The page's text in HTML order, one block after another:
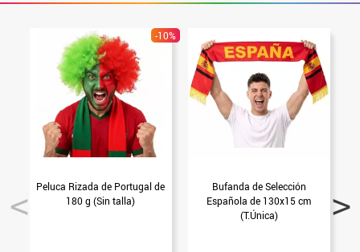
-10%
Peluca Rizada de Portugal de
180 g (Sin talla)
Bufanda de Selección
Española de 130x15 cm
(T.Única)